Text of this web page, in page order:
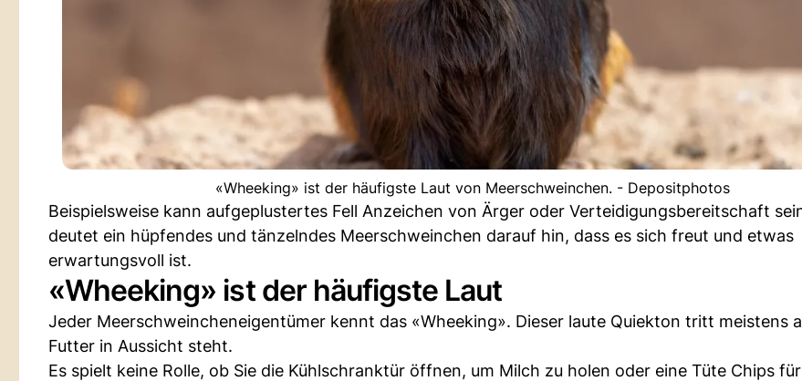
«Wheeking» ist der häufigste Laut von Meerschweinchen. - Depositphotos
Beispielsweise kann aufgeplustertes Fell Anzeichen von Ärger oder Verteidigungsbereitschaft
deutet ein hüpfendes und tänzelndes Meerschweinchen darauf hin, dass es sich freut und etwas
erwartungsvoll ist.
«Wheeking» ist der häufigste Laut
Jeder Meerschweincheneigentümer kennt das «Wheeking». Dieser laute Quiekton tritt meistens
Futter in Aussicht steht.
Es spielt keine Rolle, ob Sie die Kühlschranktür öffnen, um Milch zu holen oder eine Tüte Chips